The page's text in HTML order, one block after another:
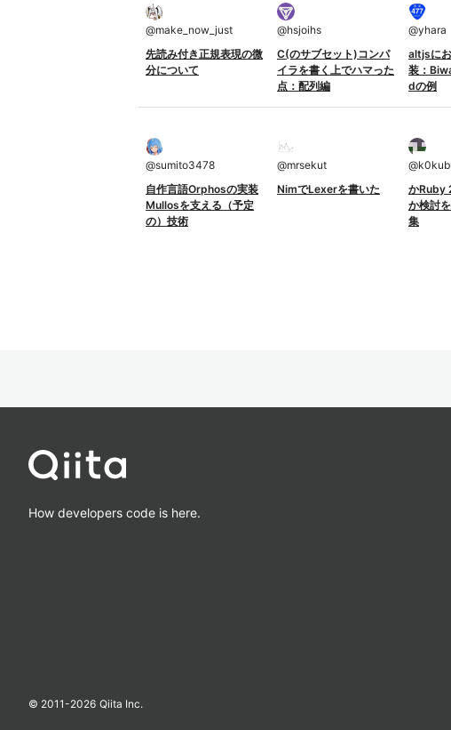
@make_now_just
先読み付き正規表現の微
分について
@hsjoihs
C(のサブセット)コンパ
イラを書く上でハマった
点：配列編
@yhara
altjsに
装：
dの例
@sumito3478
自作言語Orphosの実装
Mullosを支える（予定
の）技術
@mrsekut
NimでLexerを書いた
@
かRuby
か検討
集
How developers code is here.
© 2011-2026 Qiita Inc.